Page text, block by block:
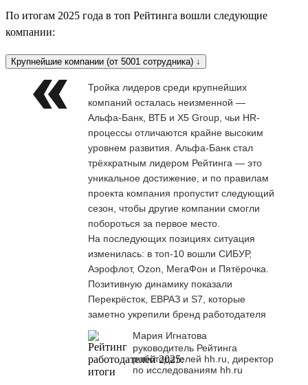
По итогам 2025 года в топ Рейтинга вошли следующие
компании:
Крупнейшие компании (от 5001 сотрудника) ↓
Тройка лидеров среди крупнейших
компаний осталась неизменной —
Альфа-Банк, ВТБ и X5 Group, чьи HR-
процессы отличаются крайне высоким
уровнем развития. Альфа-Банк стал
трёхкратным лидером Рейтинга — это
уникальное достижение, и по правилам
проекта компания пропустит следующий
сезон, чтобы другие компании смогли
побороться за первое место.
На последующих позициях ситуация
изменилась: в топ-10 вошли СИБУР,
Аэрофлот, Ozon, МегаФон и Пятёрочка.
Позитивную динамику показали
Перекрёсток, ЕВРАЗ и S7, которые
заметно укрепили бренд работодателя
Мария Игнатова
руководитель Рейтинга
работодателей hh.ru, директор
по исследованиям hh.ru